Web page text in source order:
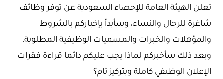
تعلن الهيئة العامة للإحصاء السعودية عن توفر وظائف
شاغرة للرجال والنساء، وسأبدأ بإخباركم بالشروط
والمؤهلات والخبرات والمسميات الوظيفية المطلوبة،
وبعد ذلك سأخبركم لماذا يجب عليكم دائما قراءة فقرات
الإعلان الوظيفي كاملة وبتركيز تام؟